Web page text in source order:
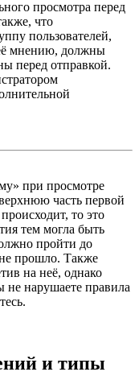
просмотра перед
что
пользователей,
мнению, должны
перед отправкой.
при просмотре
часть первой
то это
тем могла быть
пройти до
прошло. Также
на неё, однако
не нарушаете правила
и типы